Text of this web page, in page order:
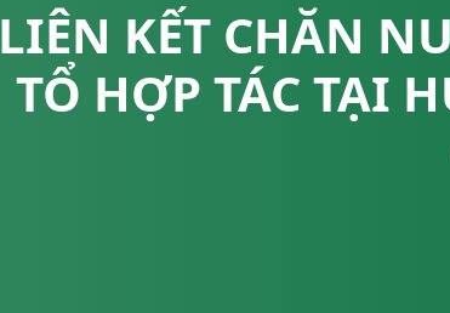
LIÊN KẾT CHĂN
TỔ HỢP TÁC TẠI